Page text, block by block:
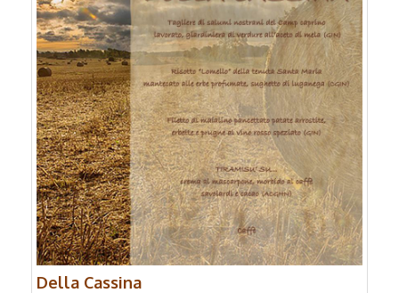
Della Cassina